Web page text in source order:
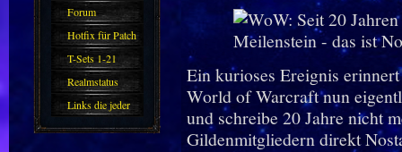
Forum
Hotfix für Patch
11.X
T-Sets 1-21
Realmstatus
Links die jeder
kennen sollte?!
Ein kurioses Ereignis
World of Warcraft nun
und schreibe 20 Jahre nicht
Gildenmitgliedern direkt